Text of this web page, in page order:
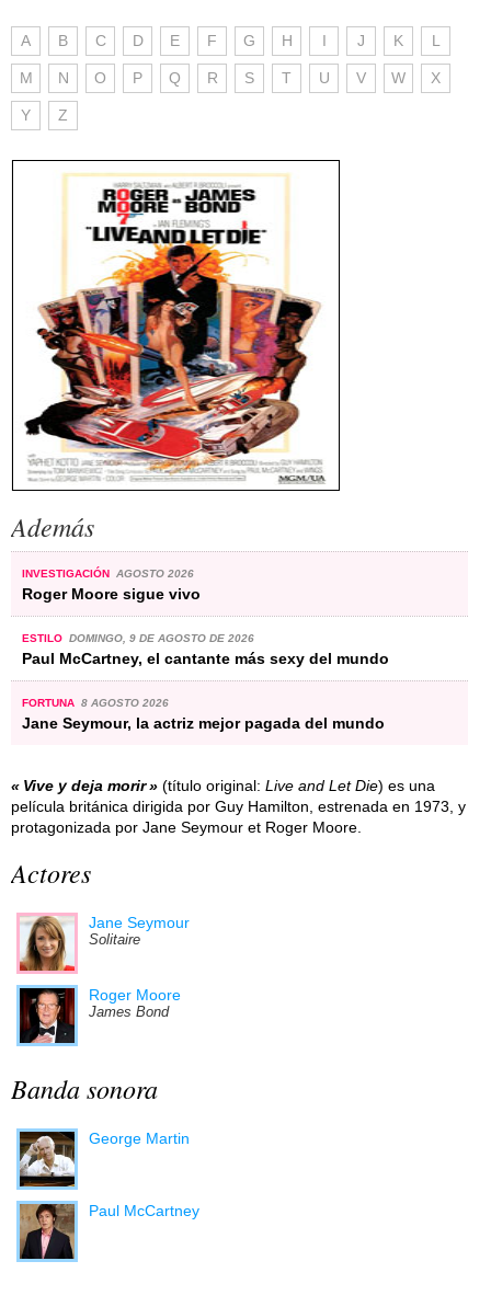
A B C D E F G H I J K L
M N O P Q R S T U V W X
Y Z
Además
INVESTIGACIÓN AGOSTO 2026
Roger Moore sigue vivo
ESTILO DOMINGO, 9 DE AGOSTO DE 2026
Paul McCartney, el cantante más sexy del mundo
FORTUNA 8 AGOSTO 2026
Jane Seymour, la actriz mejor pagada del mundo
Vive y deja morir (título original: Live and Let Die) es una
película británica dirigida por Guy Hamilton, estrenada en 1973, y
protagonizada por Jane Seymour et Roger Moore.
Actores
Jane Seymour
Solitaire
Roger Moore
James Bond
Banda sonora
George Martin
Paul McCartney